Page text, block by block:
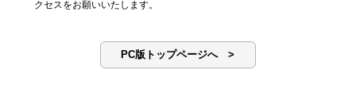
クセスをお願いいたします。
PC版トップページへ >